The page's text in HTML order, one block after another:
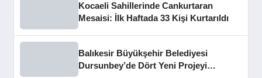
Kocaeli Sahillerinde Cankurtaran
Mesaisi: İlk Haftada 33 Kişi Kurtarıldı
Balıkesir Büyükşehir Belediyesi
Dursunbey’de Dört Yeni Projeyi